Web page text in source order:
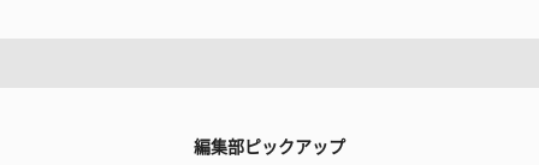
編集部ピックアップ